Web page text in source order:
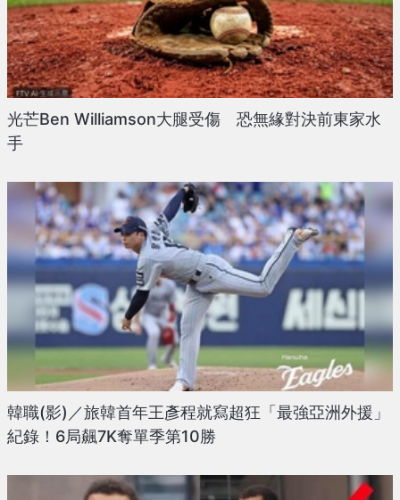
光芒Ben Williamson大腿受傷 恐無緣對決前東家水
手
韓職(影)／旅韓首年王彥程就寫超狂「最強亞洲外援」
紀錄！6局飆7K奪單季第10勝